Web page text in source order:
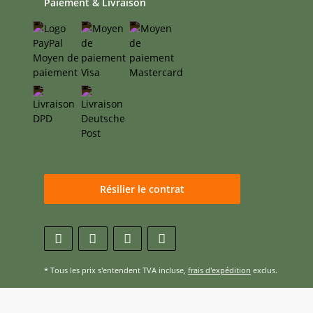
Résilier le contrat
* Tous les prix s'entendent TVA incluse, frais d'expédition exclus.